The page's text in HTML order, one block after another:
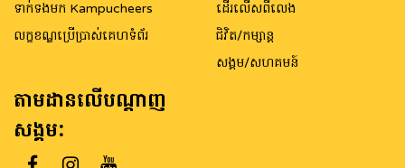
ទាក់ទងមក Kampucheers
លក្ខខណ្ឌប្រើប្រាស់គេហទំព័រ
ដើរលើសពីលេង
ជិវិត/កម្សាន្ត
សង្គម/សហគមន៍
តាមដានលើបណ្តាញ
សង្គម: